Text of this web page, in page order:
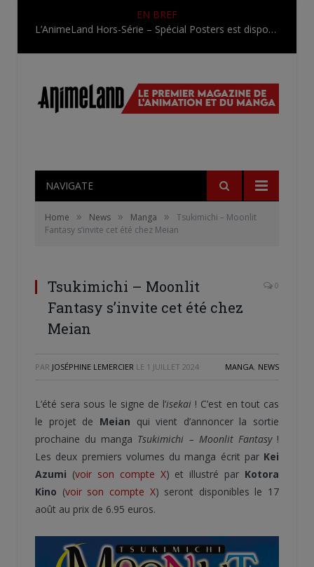
EN BREF
L’AnimeLand Hors-Série – Spécial Posters est disponible !
NAVIGATE
Home » News » Manga »
Tsukimichi – Moonlit
Fantasy s’invite cet été chez Meian
Tsukimichi – Moonlit
Fantasy s’invite cet été chez
Meian
0
PAR JOSÉPHINE LEMERCIER LE 1 JUILLET 2024 MANGA, NEWS
L’été sera sous le signe de l’isekai ! C’est en tout cas
le projet de Meian qui vient d’annoncer la sortie
prochaine du manga Tsukimichi – Moonlit Fantasy!
Les deux premiers volumes du manga écrit par Kei
Azumi (voir son compte X) et illustré par Kotora
Kino (voir son compte X) seront disponibles le 17
août au prix de 6.95 euros.